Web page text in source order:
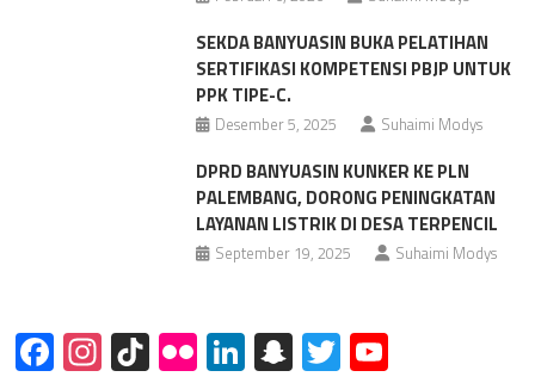
SEKDA BANYUASIN BUKA PELATIHAN
SERTIFIKASI KOMPETENSI PBJP UNTUK
PPK TIPE-C.
Desember 5, 2025 Suhaimi Modys
DPRD BANYUASIN KUNKER KE PLN
PALEMBANG, DORONG PENINGKATAN
LAYANAN LISTRIK DI DESA TERPENCIL
September 19, 2025 Suhaimi Modys
Facebook
Instagram
TikTok
FlickrLinkedIn
Snapchat
TwitterYouTube